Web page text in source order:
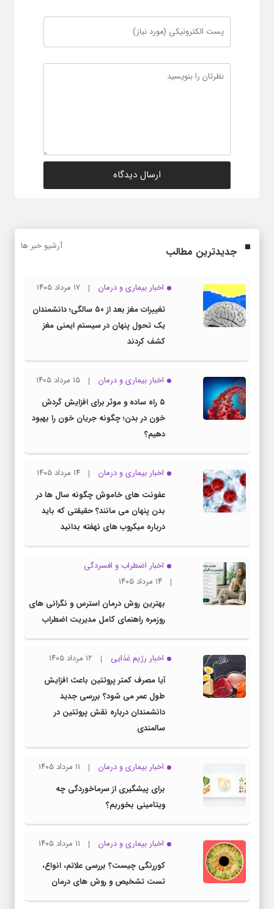
جدیدترین مطالب آرشیو خبر ها
اخبار بیماری و درمان
۱۷ مرداد ۱۴۰۵
تغییرات مغز بعد از ۵۰ سالگی؛ دانشمندان
یک تحول پنهان در سیستم ایمنی مغز
کشف کردند
اخبار بیماری و درمان
۱۵ مرداد ۱۴۰۵
۵ راه ساده و موثر برای افزایش گردش
خون در بدن؛ چگونه جریان خون را بهبود
دهیم؟
اخبار بیماری و درمان
۱۴ مرداد ۱۴۰۵
عفونت های خاموش چگونه سال ها در
بدن پنهان می مانند؟ حقیقتی که باید
درباره میکروب های نهفته بدانید
اخبار اضطراب و افسردگی
۱۴ مرداد ۱۴۰۵
بهترین روش درمان استرس و نگرانی های
روزمره راهنمای کامل مدیریت اضطراب
اخبار رژیم غذایی
۱۲ مرداد ۱۴۰۵
آیا مصرف کمتر پروتئین باعث افزایش
طول عمر می شود؟ بررسی جدید
دانشمندان درباره نقش پروتئین در
سالمندی
اخبار بیماری و درمان
۱۱ مرداد ۱۴۰۵
برای پیشگیری از سرماخوردگی چه
ویتامینی بخوریم؟
اخبار بیماری و درمان
۱۱ مرداد ۱۴۰۵
کوررنگی چیست؟ بررسی علائم، انواع،
تست تشخیص و روش های درمان